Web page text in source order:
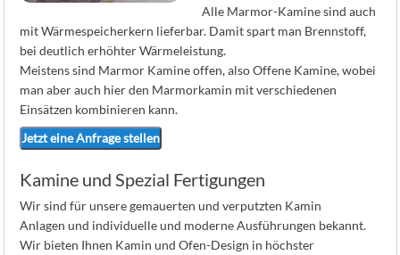
Alle Marmor-Kamine sind auch
mit Wärmespeicherkern lieferbar. Damit spart man Brennstoff,
bei deutlich erhöhter Wärmeleistung.
Meistens sind Marmor Kamine offen, also Offene Kamine, wobei
man aber auch hier den Marmorkamin mit verschiedenen
Einsätzen kombinieren kann.
Jetzt eine Anfrage stellen
Kamine und Spezial Fertigungen
Wir sind für unsere gemauerten und verputzten Kamin
Anlagen und individuelle und moderne Ausführungen bekannt.
Wir bieten Ihnen Kamin und Ofen-Design in höchster